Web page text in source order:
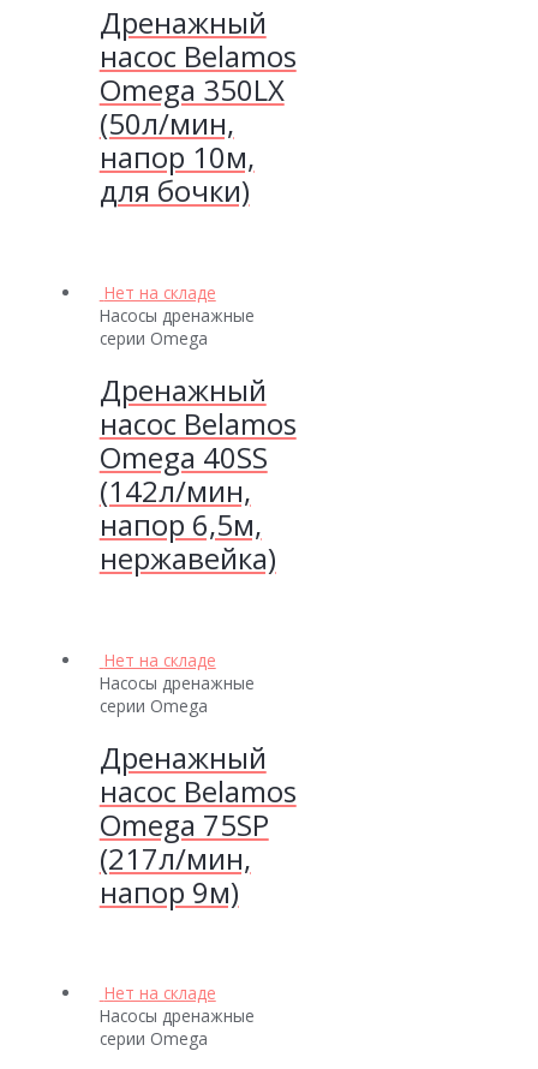
Дренажный
насос Belamos
Omega 350LX
(50л/мин,
напор 10м,
для бочки)
Нет на складе
Насосы дренажные
серии Omega
Дренажный
насос Belamos
Omega 40SS
(142л/мин,
напор 6,5м,
нержавейка)
Нет на складе
Насосы дренажные
серии Omega
Дренажный
насос Belamos
Omega 75SP
(217л/мин,
напор 9м)
Нет на складе
Насосы дренажные
серии Omega